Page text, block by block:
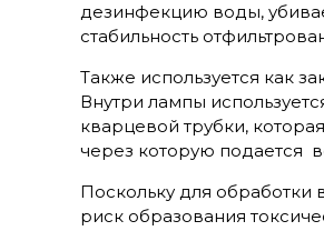
дезинфекцию воды,
стабильность
Также используется как
Внутри лампы
кварцевой трубки,
через которую подается
Поскольку для обработки
риск образования